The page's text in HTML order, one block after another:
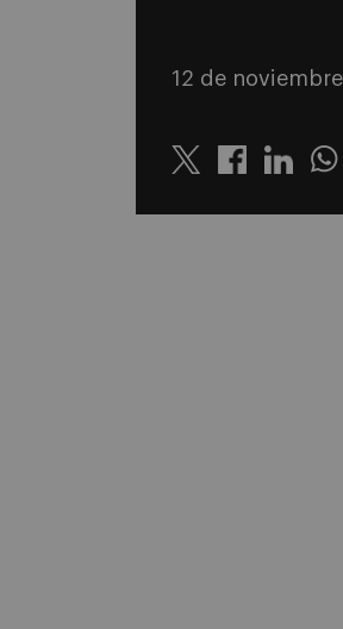
12 de
Twitter Linkedin